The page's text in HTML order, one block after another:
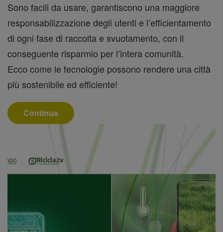
Sono facili da usare, garantiscono una maggiore
responsabilizzazione degli utenti e l’efficientamento
di ogni fase di raccolta e svuotamento, con il
conseguente risparmio per l’intera comunità.
Ecco come le tecnologie possono rendere una città
più sostenibile ed efficiente!
Continua